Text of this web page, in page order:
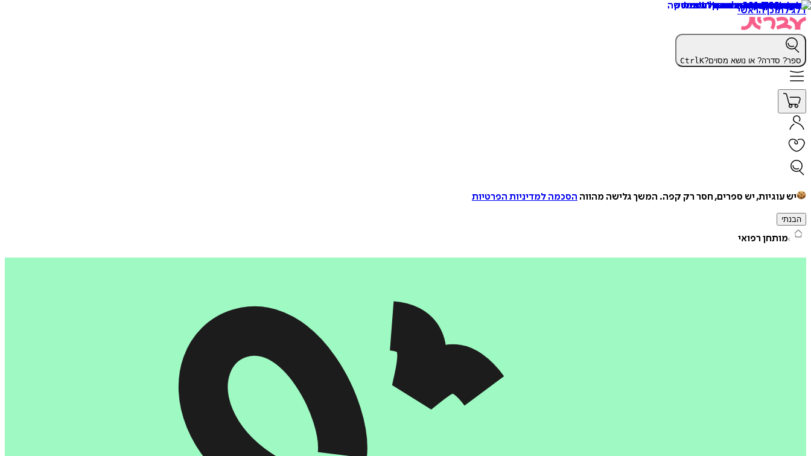
דלג לתוכן הראשי
ספר? סדרה? או נושא מסוים? CtrlK
יש עוגיות, יש ספרים, חסר רק קפה. המשך גלישה מהווה הסכמה למדיניות הפרטיות
הבנתי
מותחן רפואי